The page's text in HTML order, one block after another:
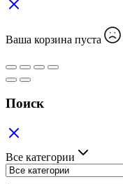
Ваша корзина пуста
Поиск
Все категории